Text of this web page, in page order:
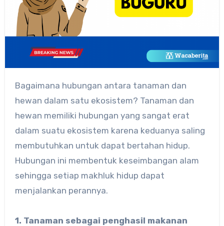
Bagaimana hubungan antara tanaman dan
hewan dalam satu ekosistem? Tanaman dan
hewan memiliki hubungan yang sangat erat
dalam suatu ekosistem karena keduanya saling
membutuhkan untuk dapat bertahan hidup.
Hubungan ini membentuk keseimbangan alam
sehingga setiap makhluk hidup dapat
menjalankan perannya.
1. Tanaman sebagai penghasil makanan